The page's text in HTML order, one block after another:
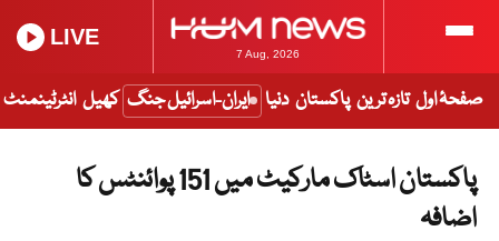
7 Aug, 2026
LIVE
صفحۂ اول تازہ ترین پاکستان دنیا ایران-اسرائیل جنگ کھیل انٹرٹینمنٹ
پاکستان اسٹاک مارکیٹ میں 151 پوائنٹس کا
اضافہ